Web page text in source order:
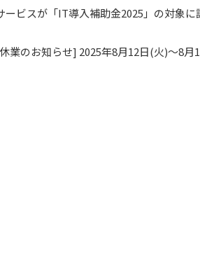
ービスが「IT導入補助金2025」の対象に
業のお知らせ] 2025年8月12日(火)～8月